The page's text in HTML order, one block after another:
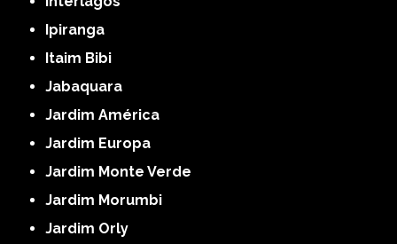
Ipiranga
Itaim Bibi
Jabaquara
Jardim América
Jardim Europa
Jardim Monte Verde
Jardim Morumbi
Jardim Orly